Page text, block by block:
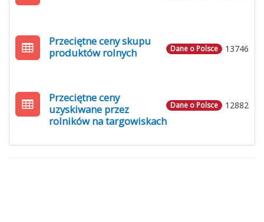
13746
Dane o Polsce
Przeciętne ceny skupu
produktów rolnych
12882
Dane o Polsce
Przeciętne ceny
uzyskiwane przez
rolników na targowiskach